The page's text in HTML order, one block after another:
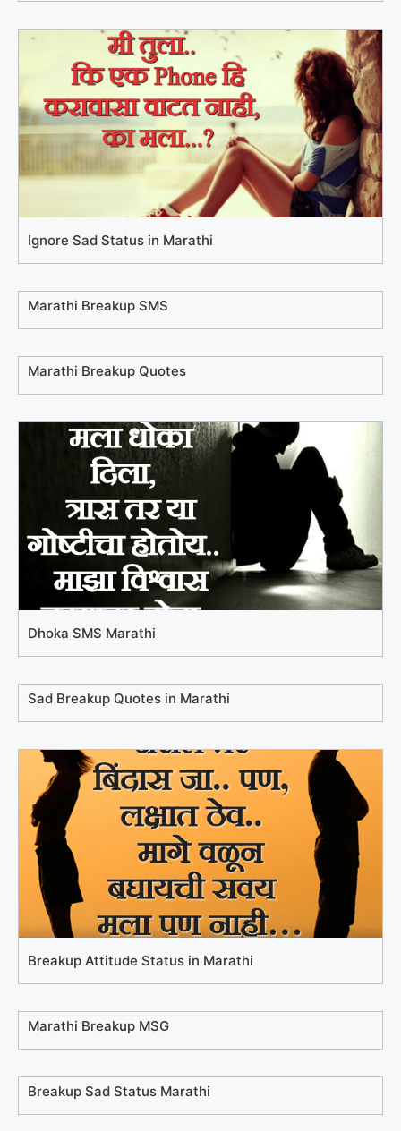
Ignore Sad Status in Marathi
Marathi Breakup SMS
Marathi Breakup Quotes
Dhoka SMS Marathi
Sad Breakup Quotes in Marathi
Breakup Attitude Status in Marathi
Marathi Breakup MSG
Breakup Sad Status Marathi